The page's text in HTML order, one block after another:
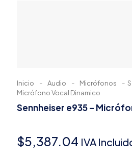
Inicio - Audio - Micrófonos -
Micrófono Vocal Dinamico
Sennheiser e935 –
$5,387.04 IVA